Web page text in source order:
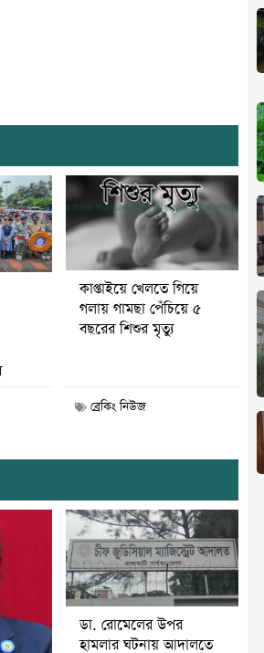
কাপ্তাইয়ে খেলতে গিয়ে
গলায় গামছা পেঁচিয়ে ৫
বছরের শিশুর মৃত্যু
ব্রেকিং নিউজ
ডা. রোমেলের উপর
হামলার ঘটনায় আদালতে